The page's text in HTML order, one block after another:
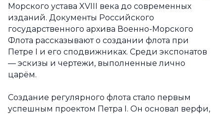
Морского устава XVIII века до современных
изданий. Документы Российского
государственного архива Военно-Морского
Флота рассказывают о создании флота при
Петре I и его сподвижниках. Среди экспонатов
— эскизы и чертежи, выполненные лично
царём.
Создание регулярного флота стало первым
успешным проектом Петра I. Он основал верфи,